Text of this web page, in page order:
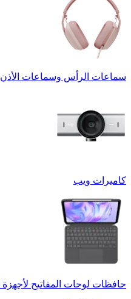
سماعات الرأس وسماعات الأذن
كاميرات ويب
حافظات لوحات المفاتيح لأجهزة ‏iPad